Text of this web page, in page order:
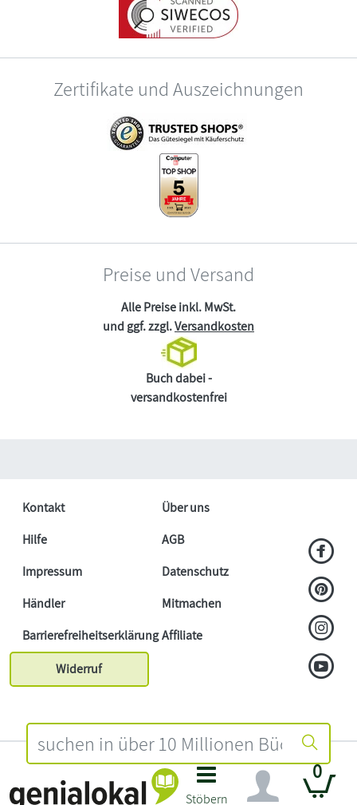
Stöbern
0
Zertifikate und Auszeichnungen
Preise und Versand
Alle Preise inkl. MwSt.
und ggf. zzgl.Versandkosten
Buch dabei -
versandkostenfrei
Kontakt
Über uns
Hilfe
AGB
Impressum
Datenschutz
Händler
Mitmachen
BarrierefreiheitserklärungAffiliate
Widerruf